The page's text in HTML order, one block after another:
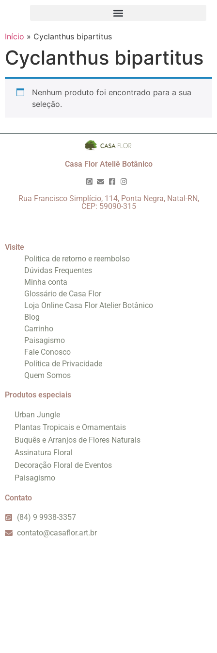
Início » Cyclanthus bipartitus
Cyclanthus bipartitus
Nenhum produto foi encontrado para a sua
seleção.
Casa Flor Ateliê Botânico
Rua Francisco Simplício, 114, Ponta Negra, Natal-RN,
CEP: 59090-315
Visite
Politica de retorno e reembolso
Dúvidas Frequentes
Minha conta
Glossário de Casa Flor
Loja Online Casa Flor Atelier Botânico
Blog
Carrinho
Paisagismo
Fale Conosco
Política de Privacidade
Quem Somos
Produtos especiais
Urban Jungle
Plantas Tropicais e Ornamentais
Buquês e Arranjos de Flores Naturais
Assinatura Floral
Decoração Floral de Eventos
Paisagismo
Contato
(84) 9 9938-3357
contato@casaflor.art.br